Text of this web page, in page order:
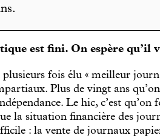
est fini. On espère qu’il
plusieurs fois élu « meilleur
Plus de vingt ans
Le hic, c’est
la situation financière des
: la vente de journaux